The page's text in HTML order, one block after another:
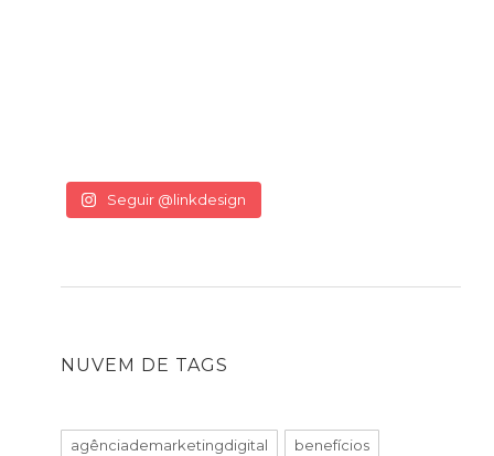
Seguir @linkdesign
NUVEM DE TAGS
agênciademarketingdigital benefícios